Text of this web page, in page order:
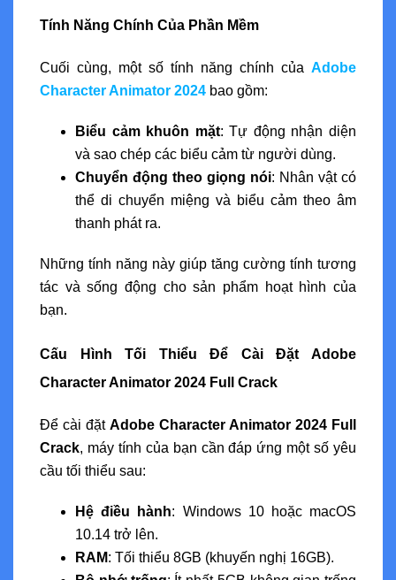
Tính Năng Chính Của Phần Mềm
Cuối cùng, một số tính năng chính của Adobe
Character Animator 2024 bao gồm:
Biểu cảm khuôn mặt: Tự động nhận diện
và sao chép các biểu cảm từ người dùng.
Chuyển động theo giọng nói: Nhân vật có
thể di chuyển miệng và biểu cảm theo âm
thanh phát ra.
Những tính năng này giúp tăng cường tính tương
tác và sống động cho sản phẩm hoạt hình của
bạn.
Cấu Hình Tối Thiểu Để Cài Đặt Adobe
Character Animator 2024 Full Crack
Để cài đặt Adobe Character Animator 2024 Full
Crack, máy tính của bạn cần đáp ứng một số yêu
cầu tối thiểu sau:
Hệ điều hành: Windows 10 hoặc macOS
10.14 trở lên.
RAM: Tối thiểu 8GB (khuyến nghị 16GB).